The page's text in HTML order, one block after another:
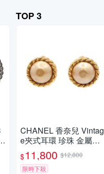
TOP 3
CHANEL 香奈兒 Vintag
e夾式耳環 珍珠 金屬
【二手名牌BRAND OF
F】
$11,800 $12,800
限時下殺